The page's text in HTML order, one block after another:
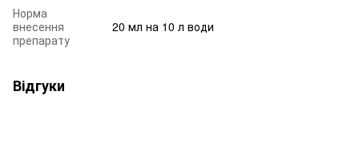
Норма
внесення
препарату
20 мл на 10 л води
Відгуки